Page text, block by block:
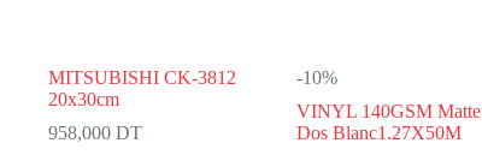
MITSUBISHI CK-3812
20x30cm
958,000 DT
-10%
VINYL 140GSM Matte
Dos Blanc1.27X50M